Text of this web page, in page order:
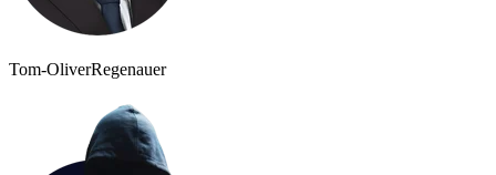
Tom-OliverRegenauer